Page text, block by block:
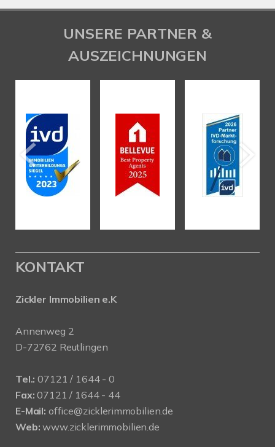
UNSERE PARTNER &
AUSZEICHNUNGEN
KONTAKT
Zickler Immobilien e.K
Annenweg 2
D-72762 Reutlingen
Tel.: 07121 / 1644 - 0
Fax: 07121 / 1644 - 44
E-Mail: office@zicklerimmobilien.de
Web: www.zicklerimmobilien.de